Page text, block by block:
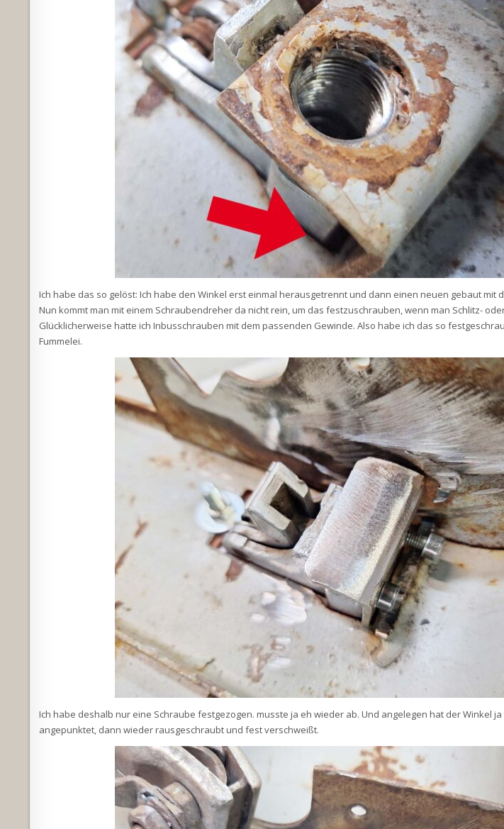
Ich habe das so gelöst: Ich habe den Winkel erst einmal herausgetrennt und dann einen neuen gebaut mit
Nun kommt man mit einem Schraubendreher da nicht rein, um das festzuschrauben, wenn man Schlitz-
Glücklicherweise hatte ich Inbusschrauben mit dem passenden Gewinde. Also habe ich das so
Fummelei.
Ich habe deshalb nur eine Schraube festgezogen. musste ja eh wieder ab. Und angelegen hat der Winkel
angepunktet, dann wieder rausgeschraubt und fest verschweißt.